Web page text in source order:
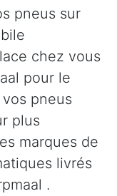
pneus sur
chez vous
pour le
pneus
plus
marques de
livrés
.